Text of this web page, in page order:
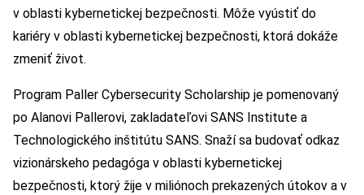
v oblasti kybernetickej bezpečnosti. Môže vyústiť do
kariéry v oblasti kybernetickej bezpečnosti, ktorá dokáže
zmeniť život.
Program Paller Cybersecurity Scholarship je pomenovaný
po Alanovi Pallerovi, zakladateľovi SANS Institute a
Technologického inštitútu SANS. Snaží sa budovať odkaz
vizionárskeho pedagóga v oblasti kybernetickej
bezpečnosti, ktorý žije v miliónoch prekazených útokov a v